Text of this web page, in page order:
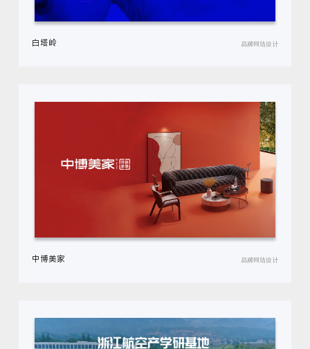
白塔岭 品牌网站设计
中博美家 品牌网站设计